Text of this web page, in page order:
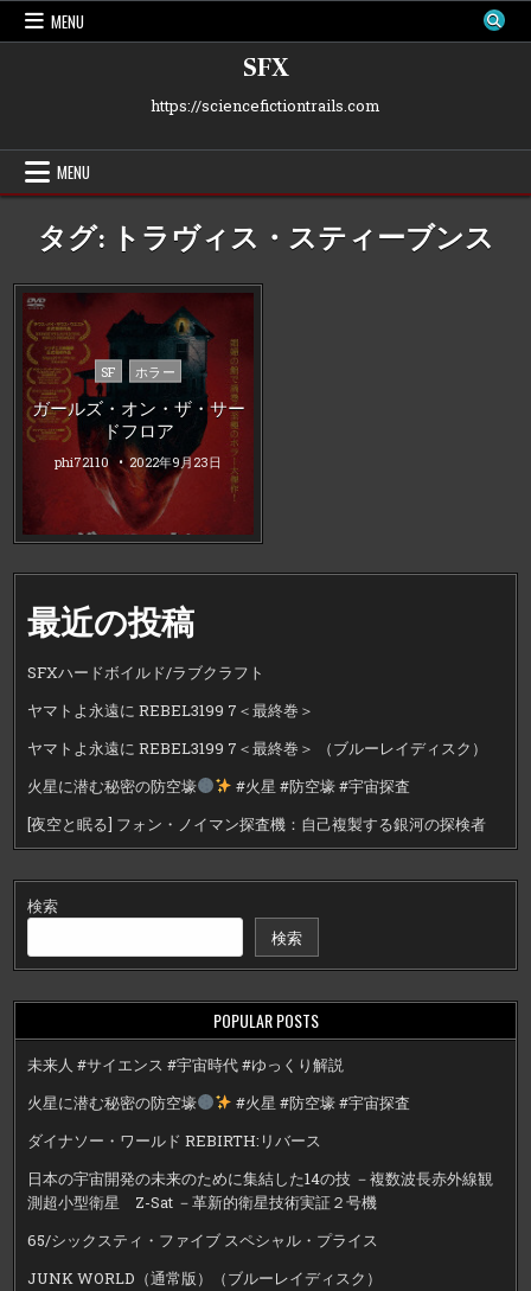
Skip
MENU
SFX
https://sciencefictiontrails.com
MENU
タグ: トラヴィス・スティーブンス
Posted
in
SF ホラー
ガールズ・オン・ザ・サー
ドフロア
phi72110 2022年9月23日
最近の投稿
SFXハードボイルド/ラブクラフト
ヤマトよ永遠に REBEL3199 7＜最終巻＞
ヤマトよ永遠に REBEL3199 7＜最終巻＞ （ブルーレイディスク）
火星に潜む秘密の防空壕
#火星 #防空壕 #宇宙探査
[夜空と眠る] フォン・ノイマン探査機：自己複製する銀河の探検者
検索
検索
POPULAR POSTS
未来人 #サイエンス #宇宙時代 #ゆっくり解説
火星に潜む秘密の防空壕
#火星 #防空壕 #宇宙探査
ダイナソー・ワールド REBIRTH:リバース
日本の宇宙開発の未来のために集結した14の技 －複数波長赤外線観
測超小型衛星 Z-Sat －革新的衛星技術実証２号機
65/シックスティ・ファイブ スペシャル・プライス
JUNK WORLD（通常版）（ブルーレイディスク）